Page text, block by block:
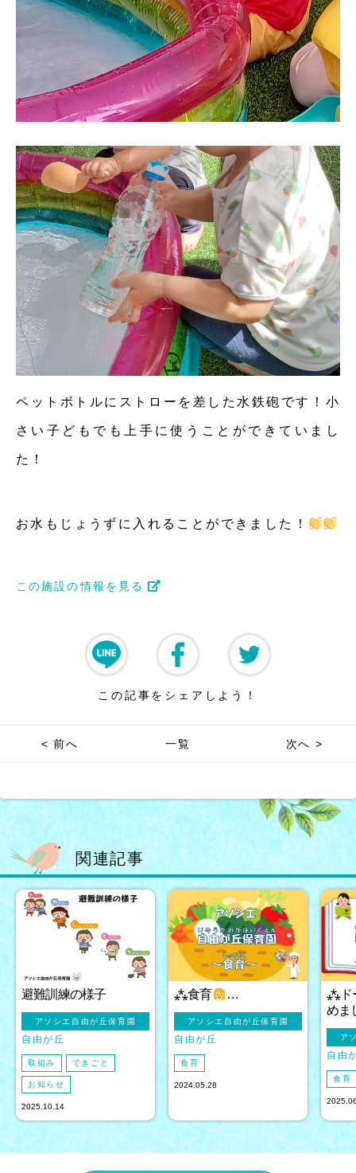
ペットボトルにストローを差した水鉄砲です！小
さい子どもでも上手に使うことができていまし
た！
お水もじょうずに入れることができました！
この施設の情報を見る
この記事をシェアしよう！
< 前へ 一覧 次へ >
関連記事
避難訓練の様子
アソシエ自由が丘保育園
自由が丘
取組み できごと
お知らせ
2025.10.14
⁂食育 ‍…
アソシエ自由が丘保育園
自由が丘
食育
2024.05.28
⁂ド
めま
ア
自由
食育